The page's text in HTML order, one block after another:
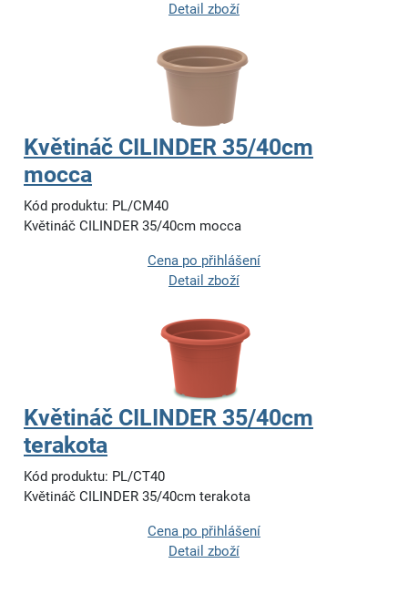
Detail zboží
Květináč CILINDER 35/40cm
mocca
Kód produktu: PL/CM40
Květináč CILINDER 35/40cm mocca
Cena po přihlášení
Detail zboží
Květináč CILINDER 35/40cm
terakota
Kód produktu: PL/CT40
Květináč CILINDER 35/40cm terakota
Cena po přihlášení
Detail zboží